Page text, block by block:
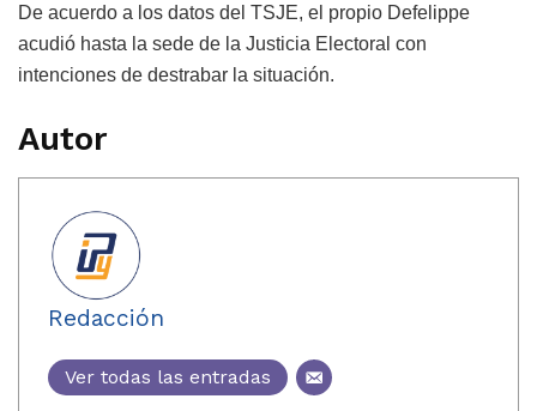
De acuerdo a los datos del TSJE, el propio Defelippe
acudió hasta la sede de la Justicia Electoral con
intenciones de destrabar la situación.
Autor
Redacción
Ver todas las entradas